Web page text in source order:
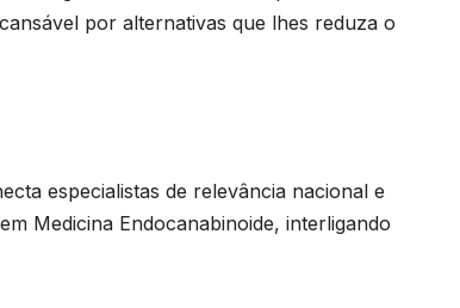
por alternativas que lhes reduza o
especialistas de relevância nacional e
Medicina Endocanabinoide, interligando